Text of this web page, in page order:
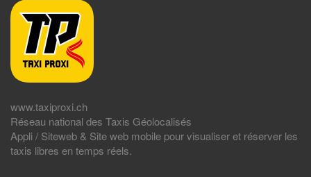
www.taxiproxi.ch
Réseau national des Taxis Géolocalisés
Appli / Siteweb & Site web mobile pour visualiser et réserver les
taxis libres en temps réels.